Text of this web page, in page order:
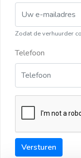
Zodat de verhuurder
Telefoon
Versturen